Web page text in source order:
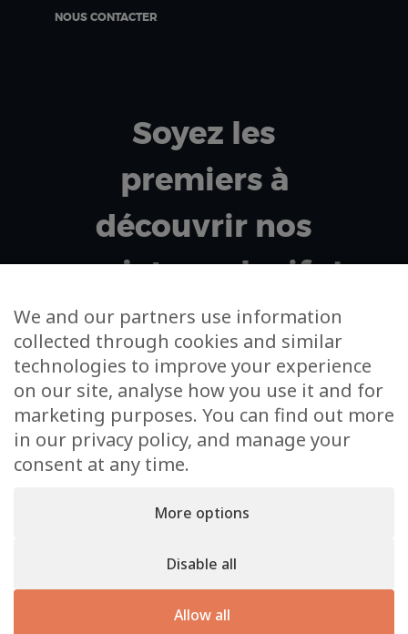
NOUS CONTACTER
Soyez les
premiers à
découvrir nos
projets exclusifs !
Votre adresse email
J’accepte de m’inscrire à la newsletter et à
l’utilisation de mes données dans cet unique cadre
KS Real Estate © 2026. Un site
Inside Communication
We and our partners use information
collected through cookies and similar
technologies to improve your experience
on our site, analyse how you use it and for
marketing purposes. You can find out more
in our privacy policy, and manage your
consent at any time.
More options
Disable all
Allow all